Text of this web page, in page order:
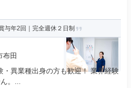
与年2回｜完全週休２日制
布田
・異業種出身の方も歓迎！ 業界経験
。...